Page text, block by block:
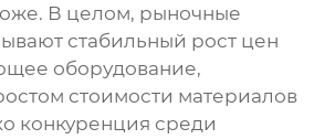
В целом, рыночные
стабильный рост цен
оборудование,
стоимости материалов
конкуренция среди